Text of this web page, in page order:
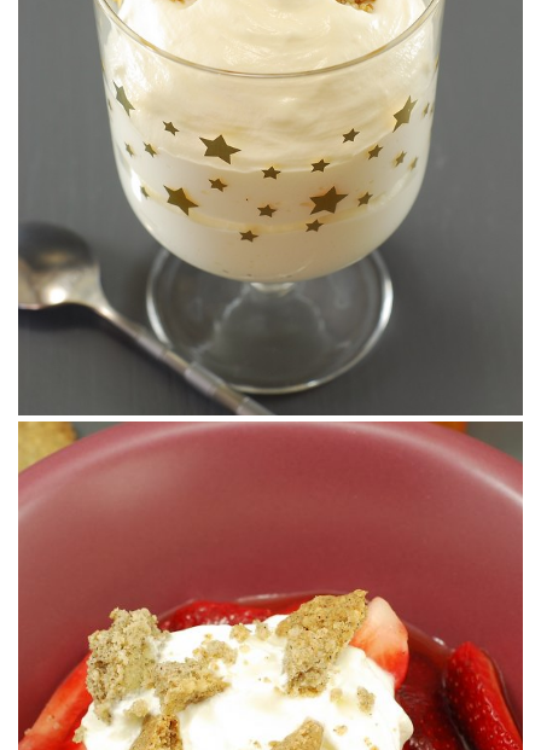
TARTA DE MANZANA CONFITADA
“DESTRUCTURADA” & ESPUMA DE PETIT SUIS
Practicando con el sifón.